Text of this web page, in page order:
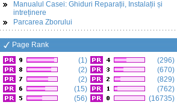
Manualul Casei: Ghiduri Reparații, Instalații și
intreținere
Parcarea Zborului
Page Rank
(1)
(2)
(2)
(15)
(56)
(296)
(670)
(829)
(762)
(16735)